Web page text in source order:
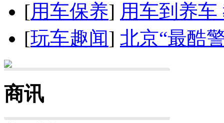
[用车保养] 用车到养
[玩车趣闻] 北京“最酷
商讯